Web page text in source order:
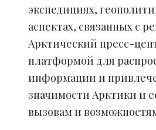
экспедициях,
аспектах, связанных с
Арктический пресс-
платформой для
информации и
значимости Арктики и
вызовам и